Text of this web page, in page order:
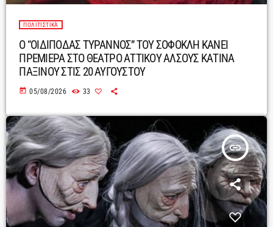
ΠΟΛΙΤΙΣΤΙΚΆ
Ο “ΟΙΔΙΠΟΔΑΣ ΤΥΡΑΝΝΟΣ” ΤΟΥ ΣΟΦΟΚΛΗ ΚΑΝΕΙ
ΠΡΕΜΙΕΡΑ ΣΤΟ ΘΕΑΤΡΟ ΑΤΤΙΚΟΥ ΑΛΣΟΥΣ ΚΑΤΙΝΑ
ΠΑΞΙΝΟΥ ΣΤΙΣ 20 ΑΥΓΟΥΣΤΟΥ
today 05/08/2026 33
insert_link